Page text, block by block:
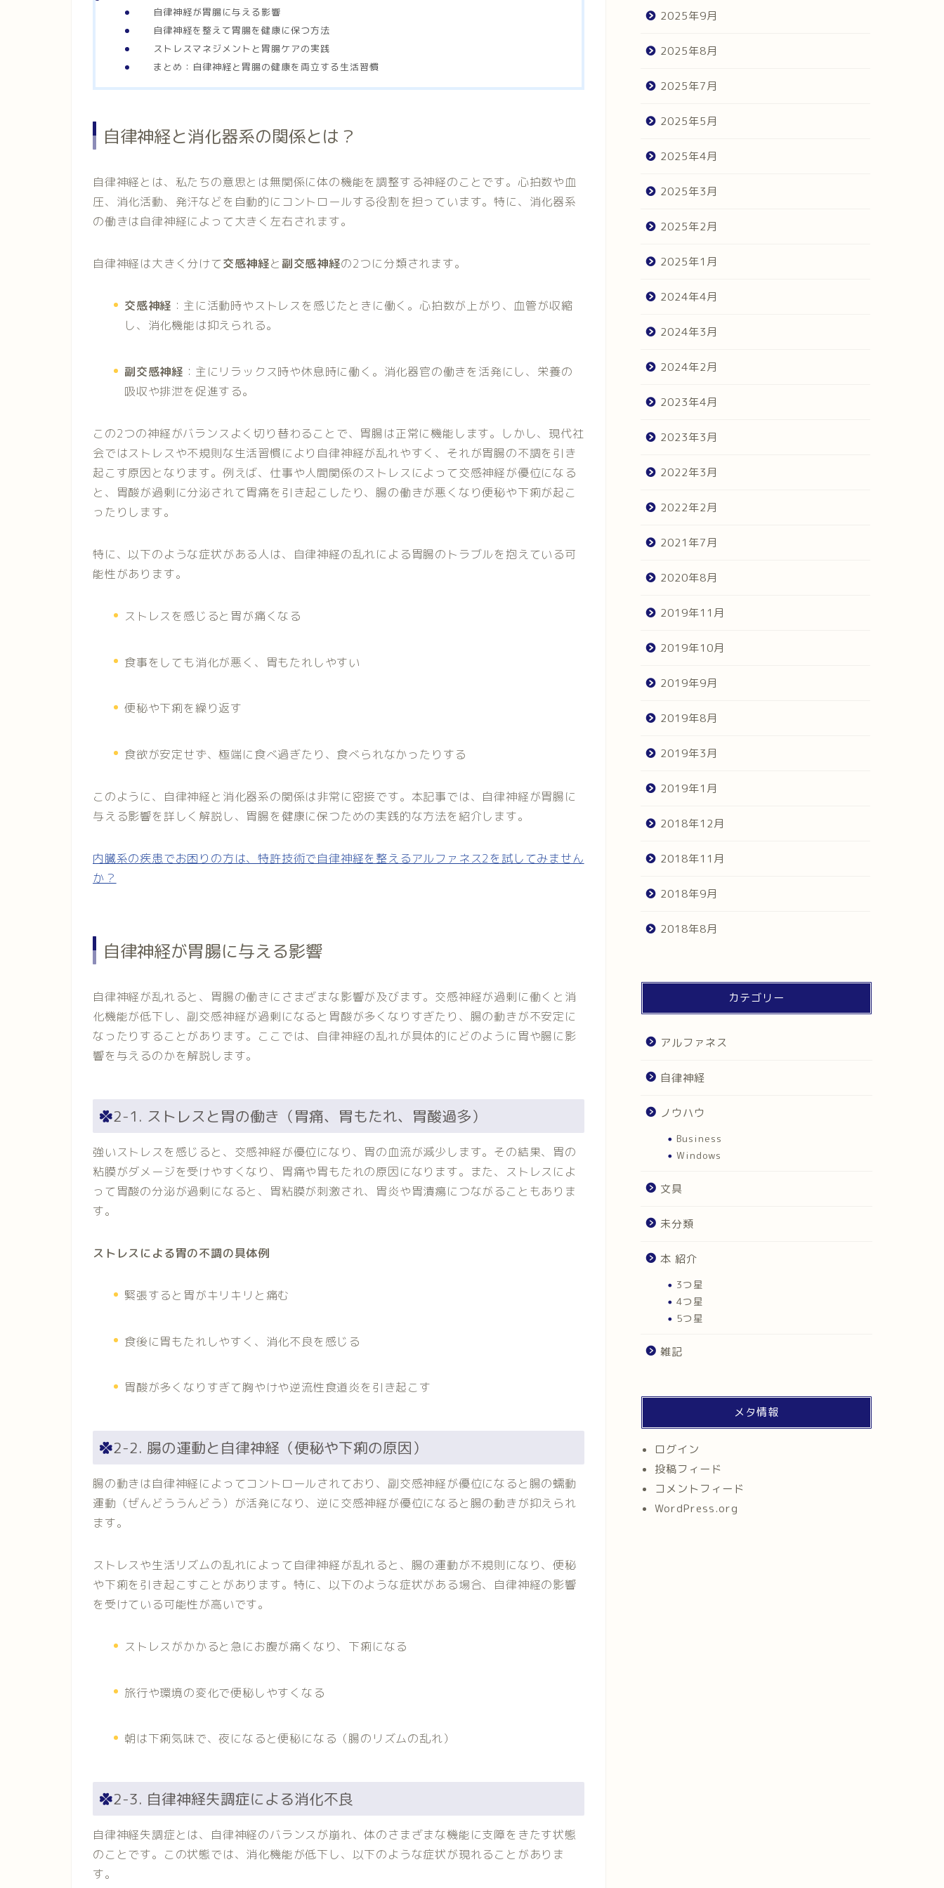
自律神経が胃腸に与える影響
自律神経を整えて胃腸を健康に保つ方法
ストレスマネジメントと胃腸ケアの実践
まとめ：自律神経と胃腸の健康を両立する生活習慣
自律神経と消化器系の関係とは？
自律神経とは、私たちの意思とは無関係に体の機能を調整する神経のことです。心拍数や血
圧、消化活動、発汗などを自動的にコントロールする役割を担っています。特に、消化器系
の働きは自律神経によって大きく左右されます。
自律神経は大きく分けて交感神経と 副交感神経の2つに分類されます。
交感神経 ：主に活動時やストレスを感じたときに働く。心拍数が上がり、血管が収縮
し、消化機能は抑えられる。
副交感神経 ：主にリラックス時や休息時に働く。消化器官の働きを活発にし、栄養の
吸収や排泄を促進する。
この2つの神経がバランスよく切り替わることで、胃腸は正常に機能します。しかし、現代社
会ではストレスや不規則な生活習慣により自律神経が乱れやすく、それが胃腸の不調を引き
起こす原因となります。例えば、仕事や人間関係のストレスによって交感神経が優位になる
と、胃酸が過剰に分泌されて胃痛を引き起こしたり、腸の働きが悪くなり便秘や下痢が起こ
ったりします。
特に、以下のような症状がある人は、自律神経の乱れによる胃腸のトラブルを抱えている可
能性があります。
ストレスを感じると胃が痛くなる
食事をしても消化が悪く、胃もたれしやすい
便秘や下痢を繰り返す
食欲が安定せず、極端に食べ過ぎたり、食べられなかったりする
このように、自律神経と消化器系の関係は非常に密接です。本記事では、自律神経が胃腸に
与える影響を詳しく解説し、胃腸を健康に保つための実践的な方法を紹介します。
内臓系の疾患でお困りの方は、特許技術で自律神経を整えるアルファネス2を試してみません
か？
自律神経が胃腸に与える影響
自律神経が乱れると、胃腸の働きにさまざまな影響が及びます。交感神経が過剰に働くと消
化機能が低下し、副交感神経が過剰になると胃酸が多くなりすぎたり、腸の動きが不安定に
なったりすることがあります。ここでは、自律神経の乱れが具体的にどのように胃や腸に影
響を与えるのかを解説します。
2-1. ストレスと胃の働き（胃痛、胃もたれ、胃酸過多）
強いストレスを感じると、交感神経が優位になり、胃の血流が減少します。その結果、胃の
粘膜がダメージを受けやすくなり、胃痛や胃もたれの原因になります。また、ストレスによ
って胃酸の分泌が過剰になると、胃粘膜が刺激され、胃炎や胃潰瘍につながることもありま
す。
ストレスによる胃の不調の具体例
緊張すると胃がキリキリと痛む
食後に胃もたれしやすく、消化不良を感じる
胃酸が多くなりすぎて胸やけや逆流性食道炎を引き起こす
2-2. 腸の運動と自律神経（便秘や下痢の原因）
腸の動きは自律神経によってコントロールされており、副交感神経が優位になると腸の蠕動
運動（ぜんどううんどう）が活発になり、逆に交感神経が優位になると腸の動きが抑えられ
ます。
ストレスや生活リズムの乱れによって自律神経が乱れると、腸の運動が不規則になり、便秘
や下痢を引き起こすことがあります。特に、以下のような症状がある場合、自律神経の影響
を受けている可能性が高いです。
ストレスがかかると急にお腹が痛くなり、下痢になる
旅行や環境の変化で便秘しやすくなる
朝は下痢気味で、夜になると便秘になる（腸のリズムの乱れ）
2-3. 自律神経失調症による消化不良
自律神経失調症とは、自律神経のバランスが崩れ、体のさまざまな機能に支障をきたす状態
のことです。この状態では、消化機能が低下し、以下のような症状が現れることがありま
す。
2025年9月
2025年8月
2025年7月
2025年5月
2025年4月
2025年3月
2025年2月
2025年1月
2024年4月
2024年3月
2024年2月
2023年4月
2023年3月
2022年3月
2022年2月
2021年7月
2020年8月
2019年11月
2019年10月
2019年9月
2019年8月
2019年3月
2019年1月
2018年12月
2018年11月
2018年9月
2018年8月
カテゴリー
アルファネス
自律神経
ノウハウ
Business
Windows
文具
未分類
本 紹介
3つ星
4つ星
5つ星
雑記
メタ情報
ログイン
投稿フィード
コメントフィード
WordPress.org